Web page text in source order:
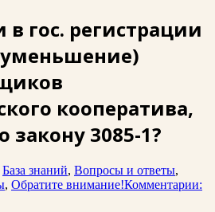
гос. регистрации
кооператива,
закону 3085-1?
База знаний, Вопросы и ответы,
, Обратите внимание!Комментарии: